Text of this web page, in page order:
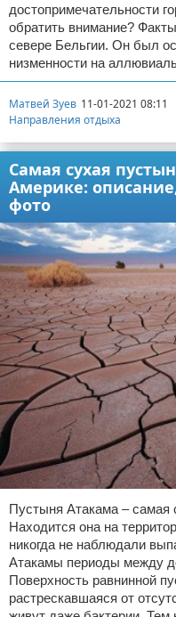
достопримечательности
обратить внимание?
севере Бельгии. Он был
низменности на
Матвей Зуев 11-01-2021 08:11
Направления отдыха
Самая сухая
Америке:
фото
Пустыня Атакама – самая
Находится она на
никогда не наблюдали
Атакамы периоды между
Поверхность равнинной
растрескавшаяся от